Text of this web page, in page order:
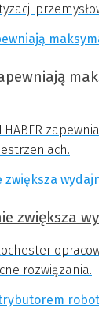
zwiększa
rozwiązania.